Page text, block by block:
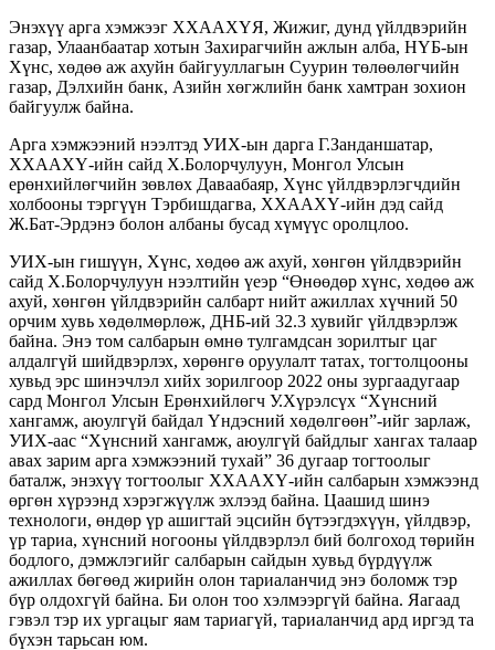
Энэхүү арга хэмжээг ХХААХҮЯ, Жижиг, дунд үйлдвэрийн
газар, Улаанбаатар хотын Захирагчийн ажлын алба, НҮБ-ын
Хүнс, хөдөө аж ахуйн байгууллагын Суурин төлөөлөгчийн
газар, Дэлхийн банк, Азийн хөгжлийн банк хамтран зохион
байгуулж байна.
Арга хэмжээний нээлтэд УИХ-ын дарга Г.Занданшатар,
ХХААХҮ-ийн сайд Х.Болорчулуун, Монгол Улсын
ерөнхийлөгчийн зөвлөх Даваабаяр, Хүнс үйлдвэрлэгчдийн
холбооны тэргүүн Тэрбишдагва, ХХААХҮ-ийн дэд сайд
Ж.Бат-Эрдэнэ болон албаны бусад хүмүүс оролцлоо.
УИХ-ын гишүүн, Хүнс, хөдөө аж ахуй, хөнгөн үйлдвэрийн
сайд Х.Болорчулуун нээлтийн үеэр “Өнөөдөр хүнс, хөдөө аж
ахуй, хөнгөн үйлдвэрийн салбарт нийт ажиллах хүчний 50
орчим хувь хөдөлмөрлөж, ДНБ-ий 32.3 хувийг үйлдвэрлэж
байна. Энэ том салбарын өмнө тулгамдсан зорилтыг цаг
алдалгүй шийдвэрлэх, хөрөнгө оруулалт татах, тогтолцооны
хувьд эрс шинэчлэл хийх зорилгоор 2022 оны зургаадугаар
сард Монгол Улсын Ерөнхийлөгч У.Хүрэлсүх “Хүнсний
хангамж, аюулгүй байдал Үндэсний хөдөлгөөн”-ийг зарлаж,
УИХ-аас “Хүнсний хангамж, аюулгүй байдлыг хангах талаар
авах зарим арга хэмжээний тухай” 36 дугаар тогтоолыг
баталж, энэхүү тогтоолыг ХХААХҮ-ийн салбарын хэмжээнд
өргөн хүрээнд хэрэгжүүлж эхлээд байна. Цаашид шинэ
технологи, өндөр үр ашигтай эцсийн бүтээгдэхүүн, үйлдвэр,
үр тариа, хүнсний ногооны үйлдвэрлэл бий болгоход төрийн
бодлого, дэмжлэгийг салбарын сайдын хувьд бүрдүүлж
ажиллах бөгөөд жирийн олон тариаланчид энэ боломж тэр
бүр олдохгүй байна. Би олон тоо хэлмээргүй байна. Яагаад
гэвэл тэр их ургацыг яам тариагүй, тариаланчид ард иргэд та
бүхэн тарьсан юм.